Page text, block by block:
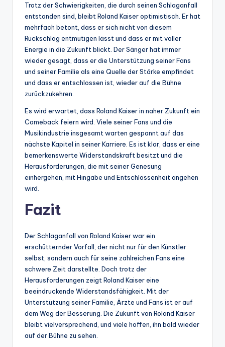
Trotz der Schwierigkeiten, die durch seinen Schlaganfall
entstanden sind, bleibt Roland Kaiser optimistisch. Er hat
mehrfach betont, dass er sich nicht von diesem
Rückschlag entmutigen lässt und dass er mit voller
Energie in die Zukunft blickt. Der Sänger hat immer
wieder gesagt, dass er die Unterstützung seiner Fans
und seiner Familie als eine Quelle der Stärke empfindet
und dass er entschlossen ist, wieder auf die Bühne
zurückzukehren.
Es wird erwartet, dass Roland Kaiser in naher Zukunft ein
Comeback feiern wird. Viele seiner Fans und die
Musikindustrie insgesamt warten gespannt auf das
nächste Kapitel in seiner Karriere. Es ist klar, dass er eine
bemerkenswerte Widerstandskraft besitzt und die
Herausforderungen, die mit seiner Genesung
einhergehen, mit Hingabe und Entschlossenheit angehen
wird.
Fazit
Der Schlaganfall von Roland Kaiser war ein
erschütternder Vorfall, der nicht nur für den Künstler
selbst, sondern auch für seine zahlreichen Fans eine
schwere Zeit darstellte. Doch trotz der
Herausforderungen zeigt Roland Kaiser eine
beeindruckende Widerstandsfähigkeit. Mit der
Unterstützung seiner Familie, Ärzte und Fans ist er auf
dem Weg der Besserung. Die Zukunft von Roland Kaiser
bleibt vielversprechend, und viele hoffen, ihn bald wieder
auf der Bühne zu sehen.